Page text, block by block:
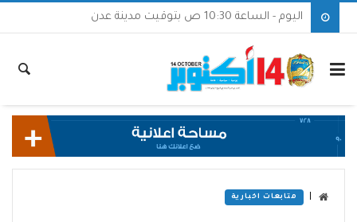
اليوم - الساعة 10:30 ص بتوقيت مدينة عدن
متابعات اخبارية